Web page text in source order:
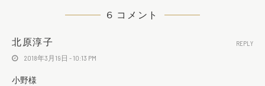
6 コメント
北原淳子
2018年3月19日 - 10:13 PM
小野様
REPLY